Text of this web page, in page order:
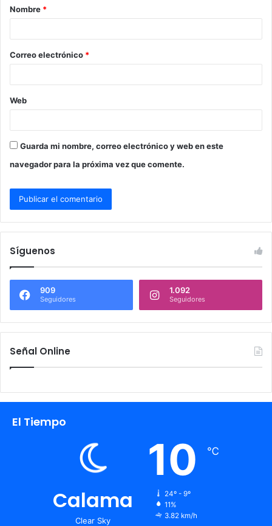
r
*
Nombre *
Correo electrónico *
Web
Guarda mi nombre, correo electrónico y web en este
navegador para la próxima vez que comente.
Síguenos
909
Seguidores
1.092
Seguidores
Señal Online
El Tiempo
Calama
Clear Sky
10 ℃
24º - 9º
11%
3.82 km/h